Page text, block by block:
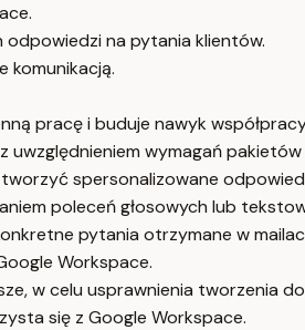
na pytania klientów.
komunikacją.
pracę i buduje nawyk
uwzględnieniem wymagań
spersonalizowane
poleceń głosowych lub
pytania otrzymane w
Workspace.
w celu usprawnienia tworzenia
się z Google Workspace.